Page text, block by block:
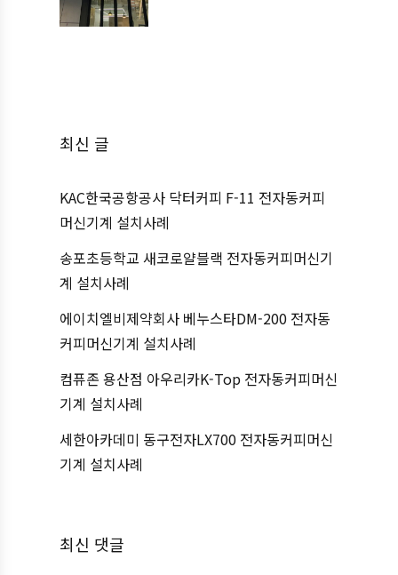
최신 글
KAC한국공항공사 닥터커피 F-11 전자동커피
머신기계 설치사례
송포초등학교 새코로얄블랙 전자동커피머신기
계 설치사례
에이치엘비제약회사 베누스타DM-200 전자동
커피머신기계 설치사례
컴퓨존 용산점 아우리카K-Top 전자동커피머신
기계 설치사례
세한아카데미 동구전자LX700 전자동커피머신
기계 설치사례
최신 댓글